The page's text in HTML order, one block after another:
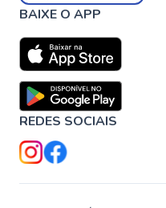
BAIXE O APP
REDES SOCIAIS